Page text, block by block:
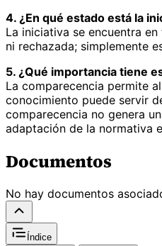
4. ¿En qué estado está la
La iniciativa se encuentra
ni rechazada; simplemente
5. ¿Qué importancia tiene
La comparecencia permite
conocimiento puede servir
comparecencia no genera
adaptación de la normativa
Documentos
No hay documentos
Índice